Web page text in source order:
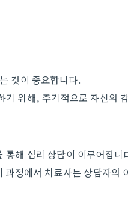
것이 중요합니다.
기 위해, 주기적으로 자신의
통해 심리 상담이 이루어집니
정에서 치료사는 상담자의